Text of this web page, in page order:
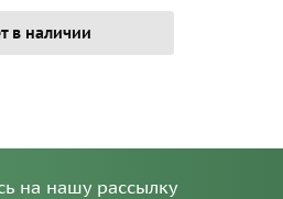
в наличии
на нашу рассылку